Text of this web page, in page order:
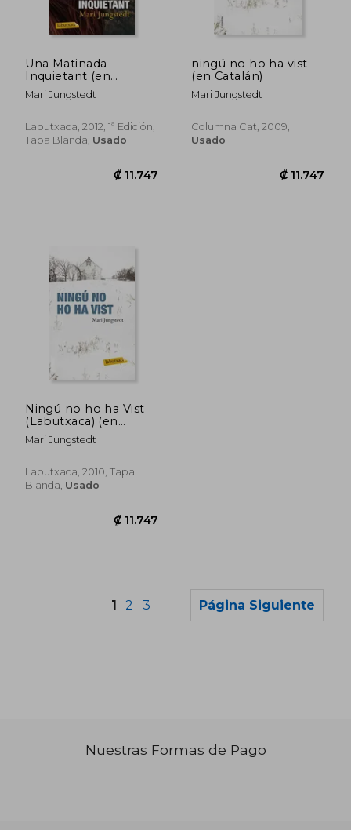
₡ 10.658
Una Matinada
Inquietant (en
Catalán)
Mari Jungstedt
Labutxaca, 2012, 1ª Edición,
Tapa Blanda, Usado
ningú no ho ha vist
(en Catalán)
Mari Jungstedt
Columna Cat, 2009,
Usado
Ningú no ho ha Vist
(Labutxaca) (en
Catalán)
Mari Jungstedt
Labutxaca, 2010, Tapa
Blanda, Usado
1 2 3 Página Siguiente
Nuestras Formas de Pago